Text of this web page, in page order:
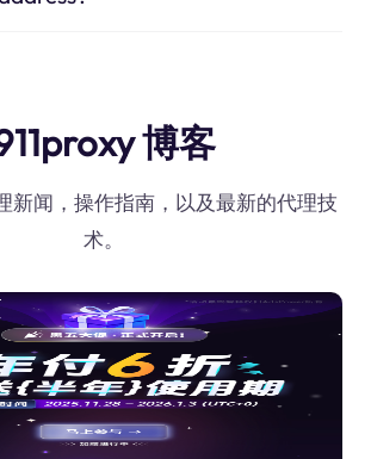
博客
新闻，操作指南，以及最新的代理技
术。